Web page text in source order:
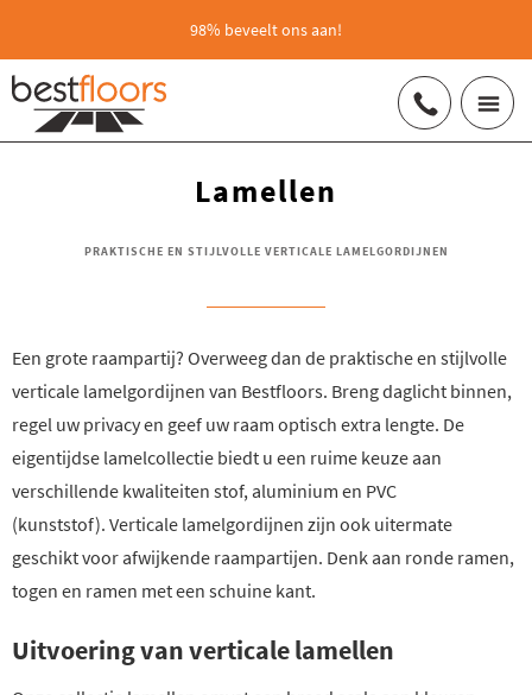
98% beveelt ons aan!
Lamellen
PRAKTISCHE EN STIJLVOLLE VERTICALE LAMELGORDIJNEN
Een grote raampartij? Overweeg dan de praktische en stijlvolle
verticale lamelgordijnen van Bestfloors. Breng daglicht binnen,
regel uw privacy en geef uw raam optisch extra lengte. De
eigentijdse lamelcollectie biedt u een ruime keuze aan
verschillende kwaliteiten stof, aluminium en PVC
(kunststof). Verticale lamelgordijnen zijn ook uitermate
geschikt voor afwijkende raampartijen. Denk aan ronde ramen,
togen en ramen met een schuine kant.
Uitvoering van verticale lamellen